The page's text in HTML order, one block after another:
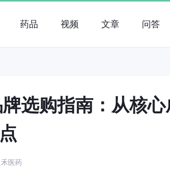
药品 视频 文章 问答
选购指南：从核心
医药